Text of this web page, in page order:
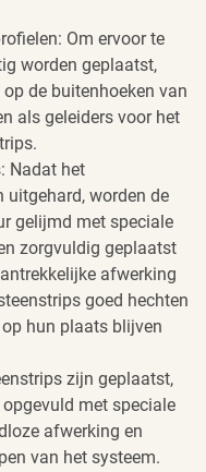
Om ervoor te
worden geplaatst,
de buitenhoeken van
als geleiders voor het
Nadat het
worden de
gelijmd met speciale
zorgvuldig geplaatst
afwerking
goed hechten
hun plaats blijven
zijn geplaatst,
met speciale
afwerking en
van het systeem.